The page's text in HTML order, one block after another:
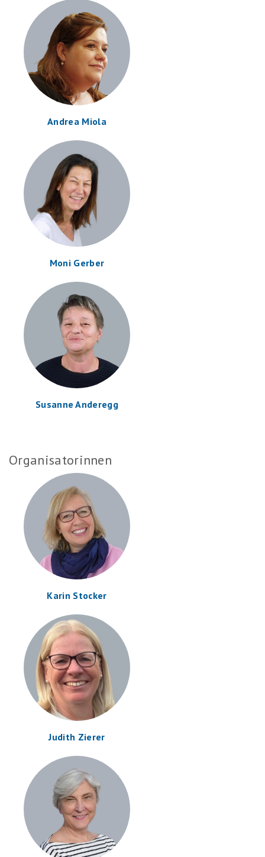
Andrea Miola
Moni Gerber
Susanne Anderegg
Organisatorinnen
Karin Stocker
Judith Zierer